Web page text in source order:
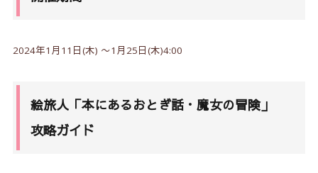
2024年1月11日(木) 〜1月25日(木)4:00
絵旅人「本にあるおとぎ話・魔女の冒険」
攻略ガイド